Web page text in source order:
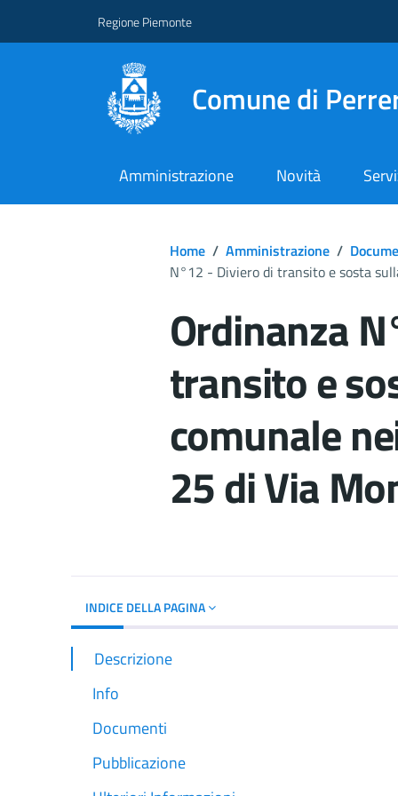
Regione Piemonte
Comune di
Amministrazione Novità
Home / Amministrazione /
N°12 - Diviero di transito e sosta
Ordinanza
transito e
comunale
25 di Via
INDICE DELLA PAGINA
Descrizione
Info
Documenti
Pubblicazione